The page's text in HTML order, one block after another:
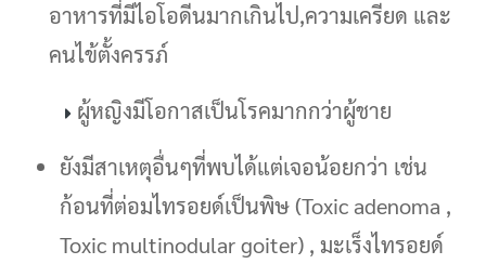
อาหารที่มีไอโอดีนมากเกินไป,ความเครียด และ
คนไข้ตั้งครรภ์
ผู้หญิงมีโอกาสเป็นโรคมากกว่าผู้ชาย
ยังมีสาเหตุอื่นๆที่พบได้แต่เจอน้อยกว่า เช่น
ก้อนที่ต่อมไทรอยด์เป็นพิษ (Toxic adenoma ,
Toxic multinodular goiter) , มะเร็งไทรอยด์